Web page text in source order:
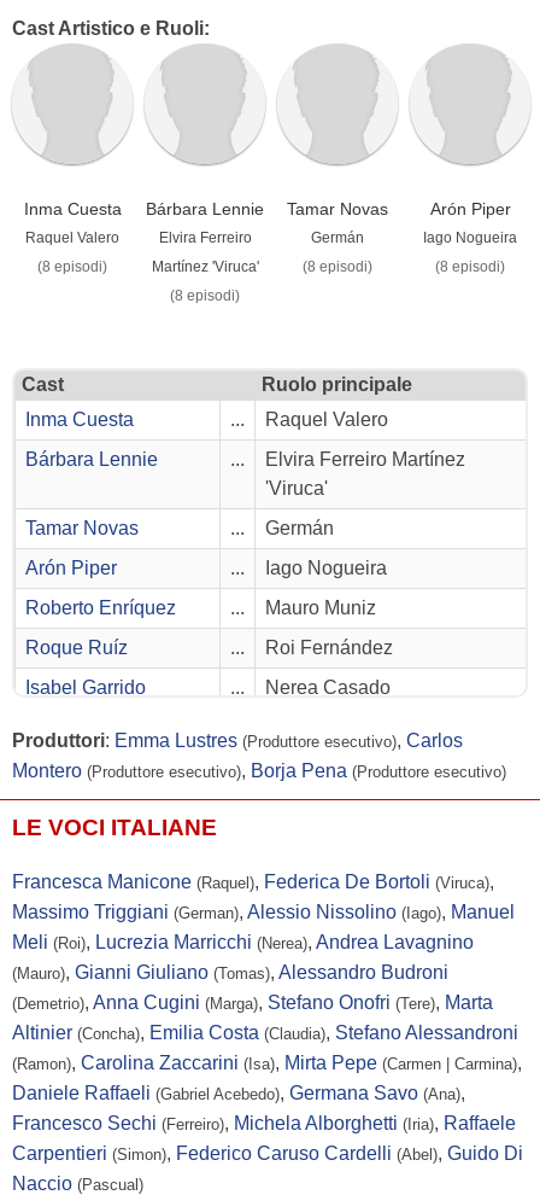
Cast Artistico e Ruoli:
Inma Cuesta
Raquel Valero
(8 episodi)
Bárbara Lennie
Elvira Ferreiro
Martínez 'Viruca'
(8 episodi)
Tamar Novas
Germán
(8 episodi)
Arón Piper
Iago Nogueira
(8 episodi)
Cast
Ruolo principale
Inma Cuesta
...
Raquel Valero
Bárbara Lennie
...
Elvira Ferreiro Martínez
'Viruca'
Tamar Novas
...
Germán
Arón Piper
...
Iago Nogueira
Roberto Enríquez
...
Mauro Muniz
Roque Ruíz
...
Roi Fernández
Isabel Garrido
...
Nerea Casado
Alfonso Agra
...
Tomás Nogueira
Susana Dans
...
Marga
Xosé Tourinan
...
-
María Tasende
...
Camila Bossa
...
-
María Costas
...
-
Abril Zamora
...
-
Chelo Falcon
...
-
Ana Santos
...
-
Mela Casal
...
-
Produttori: Emma Lustres (Produttore esecutivo), Carlos
Montero (Produttore esecutivo), Borja Pena (Produttore esecutivo)
LE VOCI ITALIANE
Francesca Manicone (Raquel), Federica De Bortoli (Viruca),
Massimo Triggiani (German), Alessio Nissolino (Iago), Manuel
Meli (Roi), Lucrezia Marricchi (Nerea), Andrea Lavagnino
(Mauro), Gianni Giuliano (Tomas), Alessandro Budroni
(Demetrio), Anna Cugini (Marga), Stefano Onofri (Tere), Marta
Altinier (Concha), Emilia Costa (Claudia), Stefano Alessandroni
(Ramon), Carolina Zaccarini (Isa), Mirta Pepe (Carmen | Carmina),
Daniele Raffaeli (Gabriel Acebedo), Germana Savo (Ana),
Francesco Sechi (Ferreiro), Michela Alborghetti (Iria), Raffaele
Carpentieri (Simon), Federico Caruso Cardelli (Abel), Guido Di
Naccio (Pascual)